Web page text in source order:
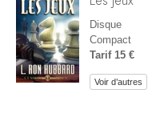
Disque
Compact
Tarif 15 €
Voir d’autres